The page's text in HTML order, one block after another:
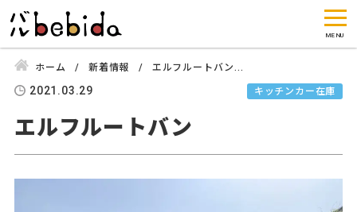
ホーム 新着情報 エルフルートバン...
2021.03.29 キッチンカー在庫
エルフルートバン